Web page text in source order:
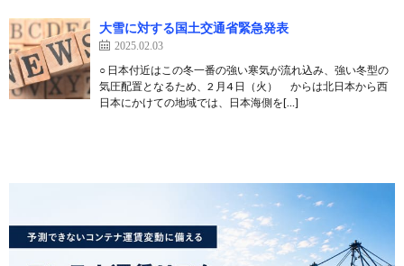
大雪に対する国土交通省緊急発表
2025.02.03
○ 日本付近はこの冬一番の強い寒気が流れ込み、強い冬型の
気圧配置となるため、2 月4 日（火） からは北日本から西
日本にかけての地域では、日本海側を[…]